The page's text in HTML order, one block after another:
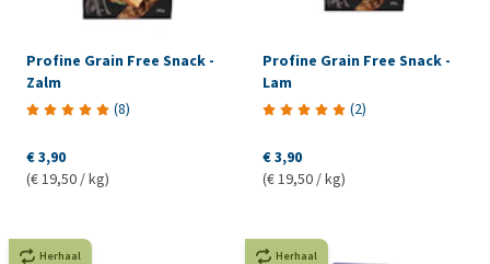
Profine Grain Free Snack -
Zalm
(8)
€ 3,90
(€ 19,50 / kg)
Profine Grain Free Snack -
Lam
(2)
€ 3,90
(€ 19,50 / kg)
Herhaal Herhaal